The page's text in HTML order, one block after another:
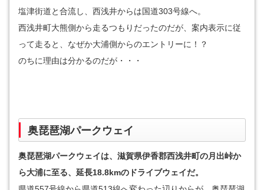
塩津街道と合流し、西浅井からは国道303号線へ。
西浅井町大熊側から走るつもりだったのだが、案内表示に従
って走ると、なぜか大浦側からのエントリーに！？
のちに理由は分かるのだが・・・
奥琵琶湖パークウェイ
奥琵琶湖パークウェイは、滋賀県伊香郡西浅井町の月出峠か
ら大浦に至る、延長18.8kmのドライブウェイだ。